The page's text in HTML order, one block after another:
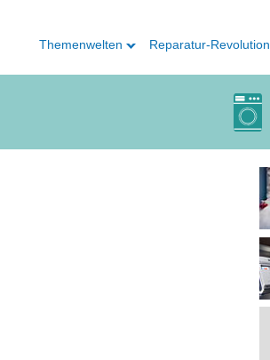
Themenwelten Reparatur-Revolution